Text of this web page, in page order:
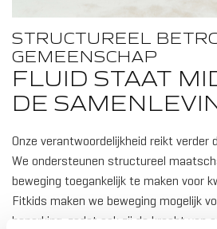
STRUCTUREEL
GEMEENSCHAP
FLUID STAAT
DE
Onze verantwoordelijkheid reikt verder
We ondersteunen structureel
beweging toegankelijk te maken voor
Fitkids maken we beweging mogelijk
beperking, zodat ook zij de kracht van